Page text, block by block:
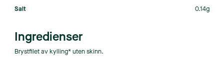
Salt 0.14g
Ingredienser
Brystfilet av kylling* uten skinn.